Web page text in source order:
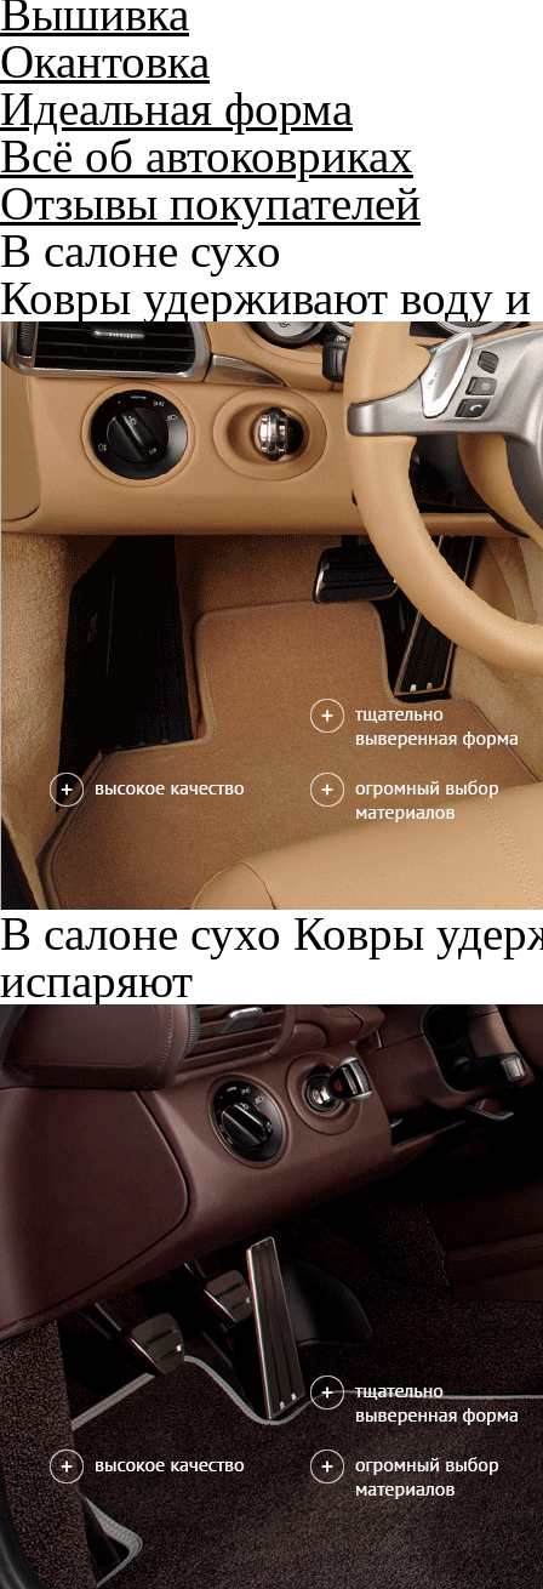
Вышивка
Окантовка
Идеальная форма
Всё об автоковриках
Отзывы покупателей
В салоне сухо
Ковры удерживают воду и
В салоне сухо Ковры
испаряют